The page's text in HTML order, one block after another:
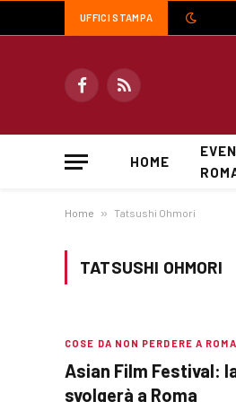
UFFICI STAMPA
FacebookRSS
HOME
Home » Tatsushi Ohmori
TATSUSHI OHMORI
COSE DA NON PERDERE A ROMA
Asian Film Festival:
svolgerà a Roma